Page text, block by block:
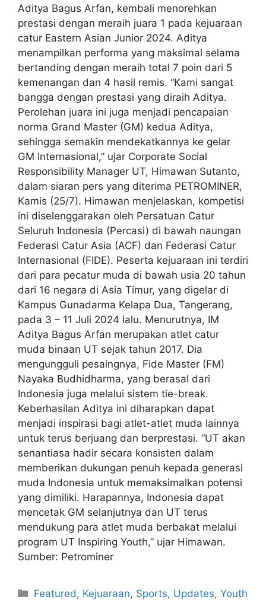
Aditya Bagus Arfan, kembali menorehkan
prestasi dengan meraih juara 1 pada kejuaraan
catur Eastern Asian Junior 2024. Aditya
menampilkan performa yang maksimal selama
bertanding dengan meraih total 7 poin dari 5
kemenangan dan 4 hasil remis. “Kami sangat
bangga dengan prestasi yang diraih Aditya.
Perolehan juara ini juga menjadi pencapaian
norma Grand Master (GM) kedua Aditya,
sehingga semakin mendekatkannya ke gelar
GM Internasional,” ujar Corporate Social
Responsibility Manager UT, Himawan Sutanto,
dalam siaran pers yang diterima PETROMINER,
Kamis (25/7). Himawan menjelaskan, kompetisi
ini diselenggarakan oleh Persatuan Catur
Seluruh Indonesia (Percasi) di bawah naungan
Federasi Catur Asia (ACF) dan Federasi Catur
Internasional (FIDE). Peserta kejuaraan ini terdiri
dari para pecatur muda di bawah usia 20 tahun
dari 16 negara di Asia Timur, yang digelar di
Kampus Gunadarma Kelapa Dua, Tangerang,
pada 3 – 11 Juli 2024 lalu. Menurutnya, IM
Aditya Bagus Arfan merupakan atlet catur
muda binaan UT sejak tahun 2017. Dia
mengungguli pesaingnya, Fide Master (FM)
Nayaka Budhidharma, yang berasal dari
Indonesia juga melalui sistem tie-break.
Keberhasilan Aditya ini diharapkan dapat
menjadi inspirasi bagi atlet-atlet muda lainnya
untuk terus berjuang dan berprestasi. “UT akan
senantiasa hadir secara konsisten dalam
memberikan dukungan penuh kepada generasi
muda Indonesia untuk memaksimalkan potensi
yang dimiliki. Harapannya, Indonesia dapat
mencetak GM selanjutnya dan UT terus
mendukung para atlet muda berbakat melalui
program UT Inspiring Youth,” ujar Himawan.
Sumber: Petrominer
Featured, Kejuaraan, Sports, Updates,Youth